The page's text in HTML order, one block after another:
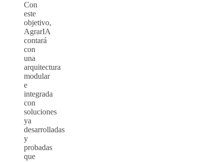
Con
este
objetivo,
AgrarIA
contará
con
una
arquitectura
modular
e
integrada
con
soluciones
ya
desarrolladas
y
probadas
que